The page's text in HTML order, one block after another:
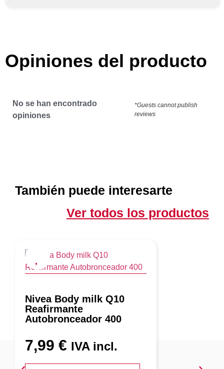
Opiniones del producto
No se han encontrado
opiniones
*Guests cannot publish
reviews
También puede interesarte
Ver todos los productos
Nivea Body milk Q10
Reafirmante
Autobronceador 400
7,99 € IVA incl.